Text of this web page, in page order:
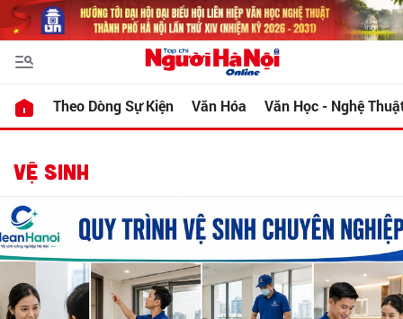
Theo Dòng Sự Kiện Văn Hóa Văn Học - Nghệ
VỆ SINH